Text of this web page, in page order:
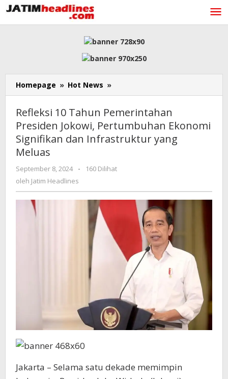
Lewati
ke
konten
Homepage » Hot News »
10
Pemerintahan
Presiden
Jokowi,
Pertumbuhan
Signifikan
Infrastruktur
yang
Meluas
Refleksi 10 Tahun Pemerintahan
Presiden Jokowi, Pertumbuhan Ekonomi
Signifikan dan Infrastruktur yang
Meluas
September 8, 2024
oleh
-
160 Dilihat
oleh Jatim Headlines
Jakarta – Selama satu dekade memimpin